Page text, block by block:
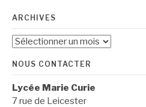
ARCHIVES
Archives
NOUS CONTACTER
Lycée Marie Curie
7 rue de Leicester